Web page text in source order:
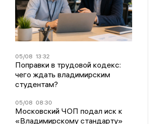
05/08 13:32
Поправки в трудовой кодекс:
чего ждать владимирским
студентам?
05/08 08:30
Московский ЧОП подал иск к
«Владимирскому стандарту»